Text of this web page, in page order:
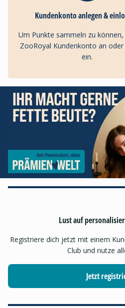
Kundenkonto anlegen &
Um Punkte sammeln zu können,
ZooRoyal Kundenkonto an
ein.
Lust auf
Registriere dich jetzt mit einem
Club und nutze
Jetzt